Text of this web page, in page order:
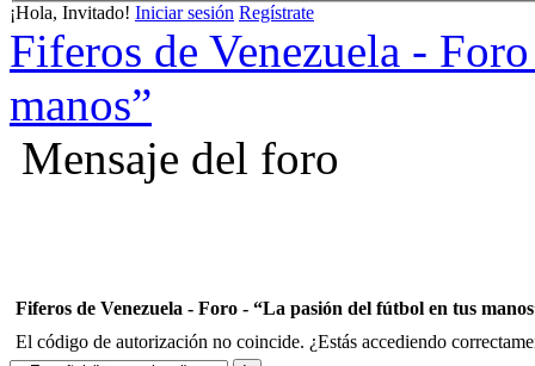
¡Hola, Invitado! Iniciar sesión Regístrate
Fiferos de Venezuela -
manos”
Mensaje del foro
Fiferos de Venezuela - Foro - “La pasión del fútbol en tus
El código de autorización no coincide. ¿Estás accediendo